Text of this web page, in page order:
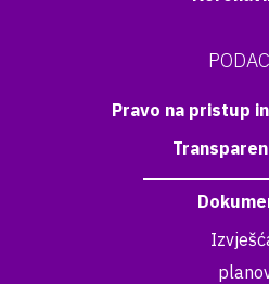
Pravo na pristup